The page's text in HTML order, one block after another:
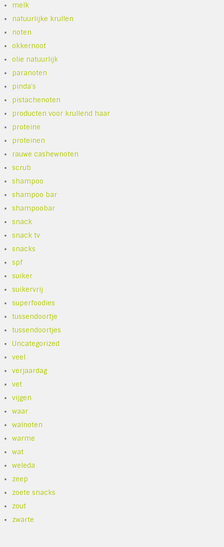
melk
natuurlijke krullen
noten
okkernoot
olie natuurlijk
paranoten
pinda's
pistachenoten
producten voor krullend haar
proteine
proteinen
rauwe cashewnoten
scrub
shampoo
shampoo bar
shampoobar
snack
snack tv
snacks
spf
suiker
suikervrij
superfoodies
tussendoortje
tussendoortjes
Uncategorized
veel
verjaardag
vet
vijgen
waar
walnoten
warme
wat
weleda
zeep
zoete snacks
zout
zwarte